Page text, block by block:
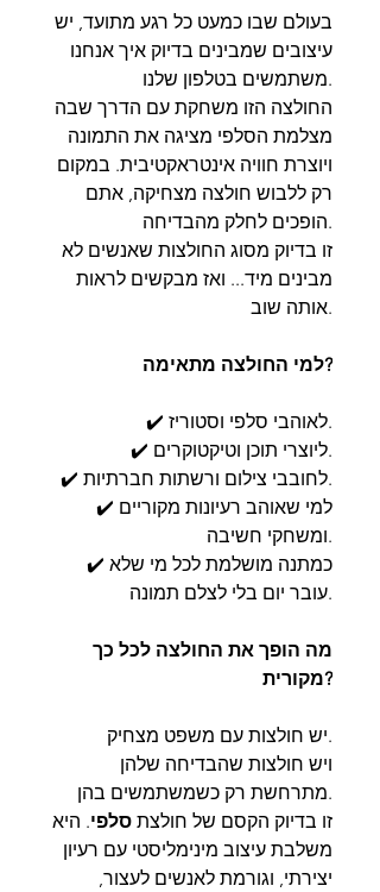
בעולם שבו כמעט כל רגע מתועד, יש
עיצובים שמבינים בדיוק איך אנחנו
משתמשים בטלפון שלנו.
החולצה הזו משחקת עם הדרך שבה
מצלמת הסלפי מציגה את התמונה
ויוצרת חוויה אינטראקטיבית. במקום
רק ללבוש חולצה מצחיקה, אתם
הופכים לחלק מהבדיחה.
זו בדיוק מסוג החולצות שאנשים לא
מבינים מיד... ואז מבקשים לראות
אותה שוב.
למי החולצה מתאימה?
✔️ לאוהבי סלפי וסטוריז.
✔️ ליוצרי תוכן וטיקטוקרים.
✔️ לחובבי צילום ורשתות חברתיות.
✔️ למי שאוהב רעיונות מקוריים
ומשחקי חשיבה.
✔️ כמתנה מושלמת לכל מי שלא
עובר יום בלי לצלם תמונה.
מה הופך את החולצה לכל כך
מקורית?
יש חולצות עם משפט מצחיק.
ויש חולצות שהבדיחה שלהן
מתרחשת רק כשמשתמשים בהן.
זו בדיוק הקסם של חולצת סלפי. היא
משלבת עיצוב מינימליסטי עם רעיון
יצירתי, וגורמת לאנשים לעצור,